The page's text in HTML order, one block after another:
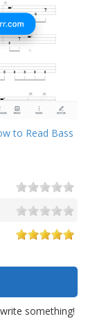
to Read Bass
something!